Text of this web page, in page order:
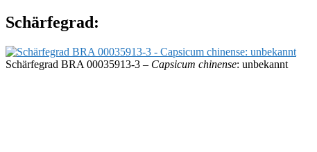
Schärfegrad:
Schärfegrad BRA 00035913-3 – Capsicum chinense: unbekannt